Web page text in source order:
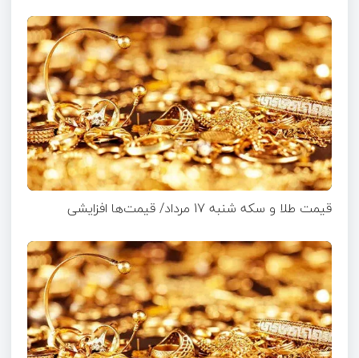
قیمت طلا و سکه شنبه 17 مرداد/ قیمت‌ها افزایشی